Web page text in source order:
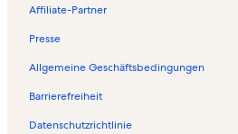
Affiliate-Partner
Presse
Allgemeine Geschäftsbedingungen
Barrierefreiheit
Datenschutzrichtlinie